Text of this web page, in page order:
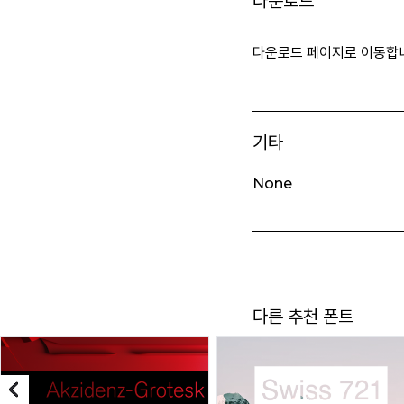
다운로드 페이지로 이동합
기타
None
다른 추천 폰트